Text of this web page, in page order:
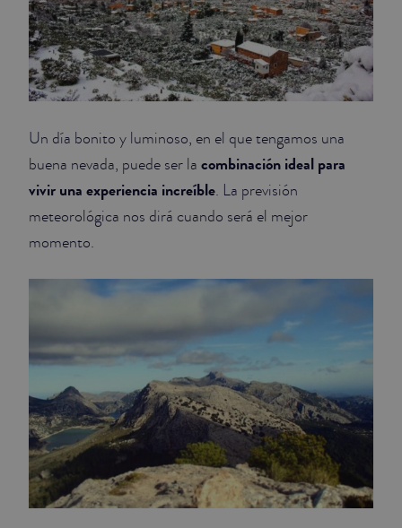
Un día bonito y luminoso, en el que tengamos una
buena nevada, puede ser la combinación ideal para
vivir una experiencia increíble. La previsión
meteorológica nos dirá cuando será el mejor
momento.